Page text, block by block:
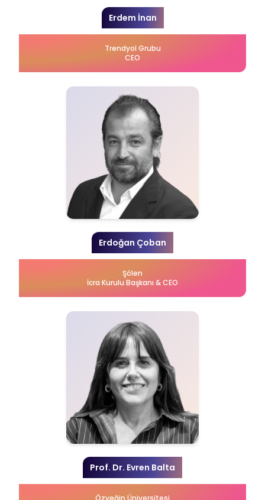
Erdem İnan
Trendyol Grubu
CEO
Erdoğan Çoban
Şölen
İcra Kurulu Başkanı & CEO
Prof. Dr. Evren Balta
Özyeğin Üniversitesi